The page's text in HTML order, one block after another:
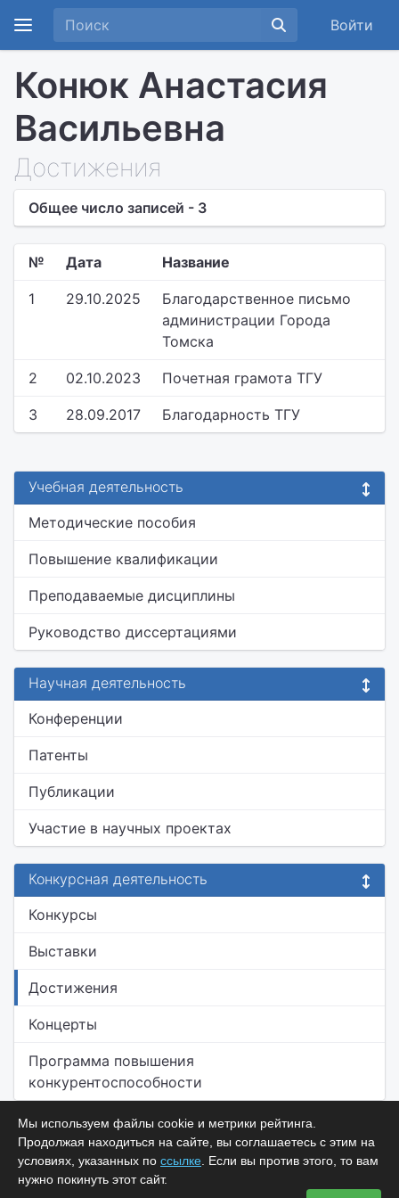
Войти
Конюк Анастасия
Васильевна
Достижения
Общее число записей - 3
№ Дата Название
1 29.10.2025
Благодарственное письмо
администрации Города
Томска
2 02.10.2023 Почетная грамота ТГУ
3 28.09.2017 Благодарность ТГУ
Учебная деятельность
Методические пособия
Повышение квалификации
Преподаваемые дисциплины
Руководство диссертациями
Научная деятельность
Конференции
Патенты
Публикации
Участие в научных проектах
Конкурсная деятельность
Конкурсы
Выставки
Достижения
Концерты
Программа повышения
конкурентоспособности
Мы используем файлы cookie и метрики рейтинга.
Продолжая находиться на сайте, вы соглашаетесь с этим на
условиях, указанных по ссылке . Если вы против этого, то вам
нужно покинуть этот сайт.